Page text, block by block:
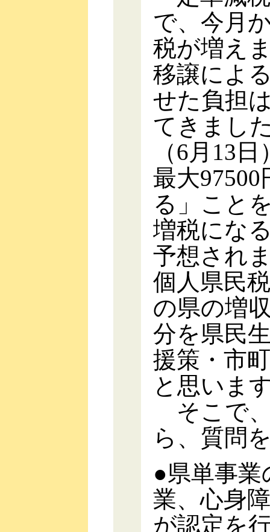
で、今月
税が増え
移譲によ
せた負担
てきまし
（6月13
最大
る」こと
増税にな
予想され
個人県民
の県の増
分を県民
援策・市
と思いま
そこで
ら、質問
●県単事業
業、心身
が認定を